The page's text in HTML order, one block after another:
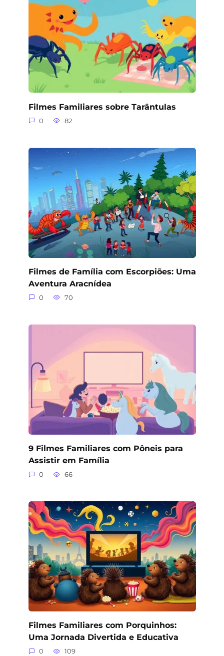
Filmes Familiares sobre Tarântulas
0 82
Filmes de Família com Escorpiões: Uma
Aventura Aracnídea
0 70
9 Filmes Familiares com Pôneis para
Assistir em Família
0 66
Filmes Familiares com Porquinhos:
Uma Jornada Divertida e Educativa
0 109